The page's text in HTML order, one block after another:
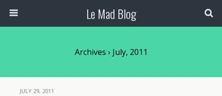
Le Mad Blog
Archives › July, 2011
JULY 29, 2011